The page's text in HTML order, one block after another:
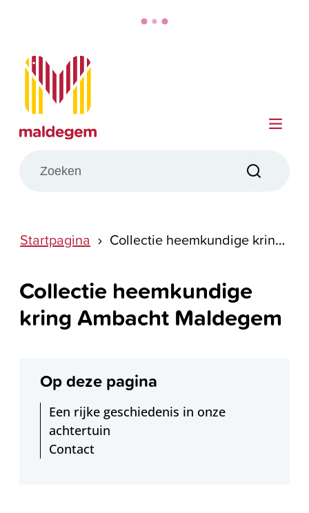
Maldegem
Zoeken
Startpagina Collectie heemkundige kring Ambacht Maldegem
Collectie heemkundige
kring Ambacht Maldegem
Op deze pagina
Een rijke geschiedenis in onze
achtertuin
Contact